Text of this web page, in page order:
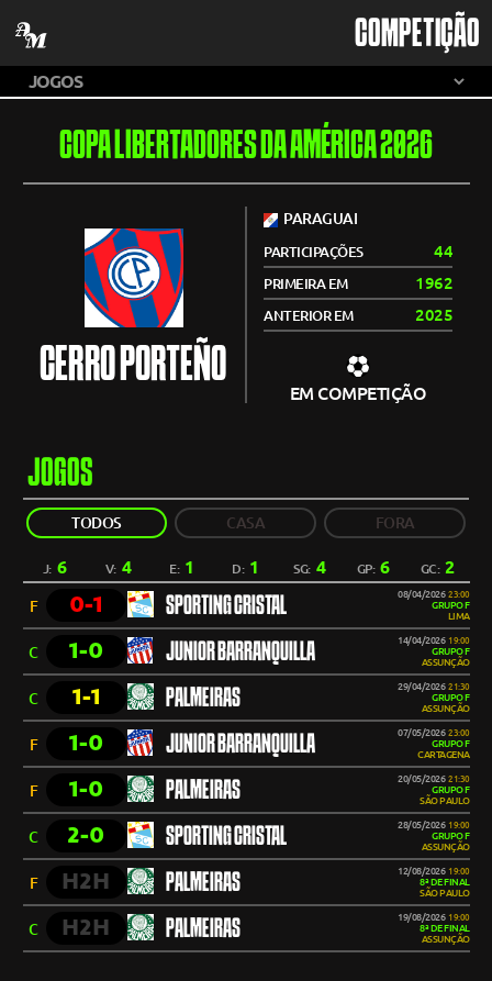
COMPETIÇÃO
COPA LIBERTADORES DA AMÉRICA 2026
CERRO PORTEÑO
PARAGUAI
PARTICIPAÇÕES 44
PRIMEIRA EM 1962
ANTERIOR EM 2025
EM COMPETIÇÃO
JOGOS
TODOS CASA FORA
J: 6 V: 4 E: 1 D: 1 SG: 4 GP: 6 GC: 2
F 0-1 SPORTING CRISTAL 08/04/2026 23:00
GRUPO F
LIMA
C 1-0 JUNIOR BARRANQUILLA 14/04/2026 19:00
GRUPO F
ASSUNÇÃO
C 1-1 PALMEIRAS 29/04/2026 21:30
GRUPO F
ASSUNÇÃO
F 1-0 JUNIOR BARRANQUILLA 07/05/2026 23:00
GRUPO F
CARTAGENA
F 1-0 PALMEIRAS 20/05/2026 21:30
GRUPO F
SÃO PAULO
C 2-0 SPORTING CRISTAL 28/05/2026 19:00
GRUPO F
ASSUNÇÃO
F H2H PALMEIRAS 12/08/2026 19:00
8ª DE FINAL
SÃO PAULO
C H2H PALMEIRAS 19/08/2026 19:00
8ª DE FINAL
ASSUNÇÃO